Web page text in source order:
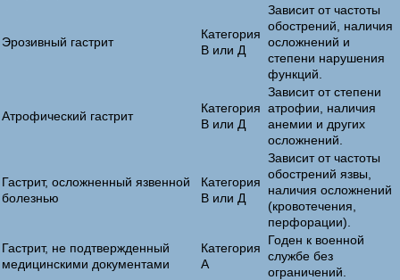
Эрозивный гастрит
Категория
В или Д
Зависит от частоты
обострений, наличия
осложнений и
степени нарушения
функций.
Атрофический гастрит
Категория
В или Д
Зависит от степени
атрофии, наличия
анемии и других
осложнений.
Гастрит, осложненный язвенной
болезнью
Категория
В или Д
Зависит от частоты
обострений язвы,
наличия осложнений
(кровотечения,
перфорации).
Гастрит, не подтвержденный
медицинскими документами
Категория
А
Годен к военной
службе без
ограничений.